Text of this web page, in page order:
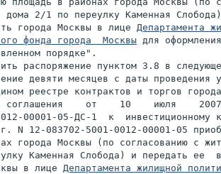
дома 2/1 по переулку Каменная
города Москвы в лице Департамента
фонда города  Москвы для
порядке".
распоряжение пунктом 3.8 в
девяти месяцев с даты проведения
реестре контрактов и торгов
соглашения    от    10    июля
00001-05-ДС-1  к  инвестиционному
N 12-083702-5001-0012-00001-05
города Москвы (по согласованию с
Каменная Слобода) и передать ее
в лице Департамента жилищной